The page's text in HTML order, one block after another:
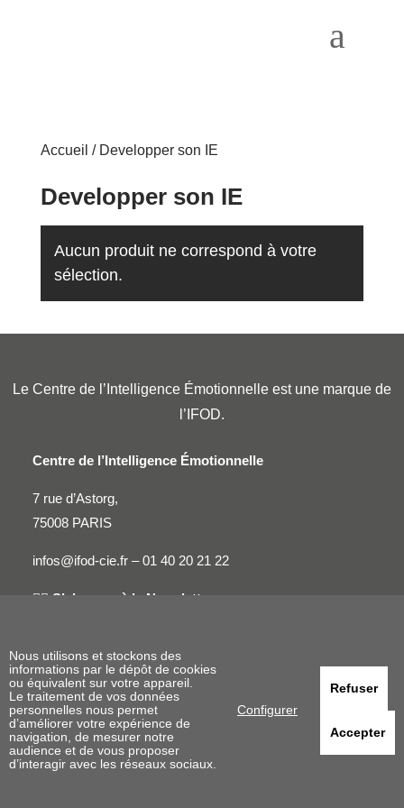
Nous utilisons et stockons des
informations par le dépôt de cookies
ou équivalent sur votre appareil.
Le traitement de vos données
personnelles nous permet
d’améliorer votre expérience de
navigation, de mesurer notre
audience et de vous proposer
d’interagir avec les réseaux sociaux.
Configurer
Refuser
Accepter
a
Accueil / Developper son IE
Developper son IE
Aucun produit ne correspond à votre
sélection.
Le Centre de l’Intelligence Émotionnelle est une marque de
l’IFOD.
Centre de l’Intelligence Émotionnelle
7 rue d’Astorg,
75008 PARIS
infos@ifod-cie.fr –01 40 20 21 22
👉🏻 S’abonner à la Newsletter
Conditions Générales de Vente
Mentions Légales
Politique de Confidentialité